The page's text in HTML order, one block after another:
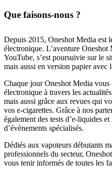
Que faisons-nous ?
Depuis 2015, Oneshot Media est
électronique. L’aventure
YouTube, s’est poursuivie sur le
mais aussi en version papier avec
Chaque jour Oneshot Media vous
électronique à travers les
mais aussi grâce aux revues qui
vos e-cigarettes. Grâce à nos
également des tests d’e-liquides
d’évènements spécialisés.
Dédiés aux vapoteurs débutants
professionnels du secteur,
vous tenir informés de toutes les